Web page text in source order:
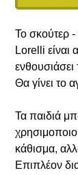
Το σκούτερ -
Lorelli
ενθουσιάσει
Θα γίνει το
Τα παιδιά
κάθισμα,
Επιπλέον